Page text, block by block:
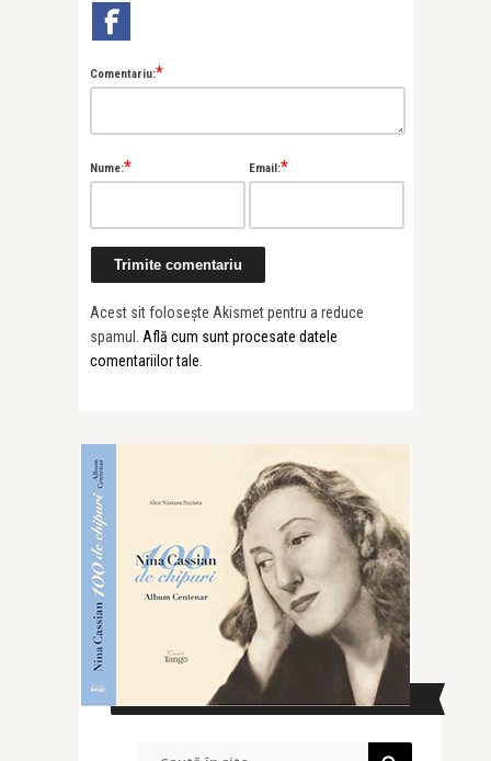
Comentariu:*
Nume:* Email:*
Acest sit folosește Akismet pentru a reduce
spamul. Află cum sunt procesate datele
comentariilor tale
CAUTĂ ÎN SITE